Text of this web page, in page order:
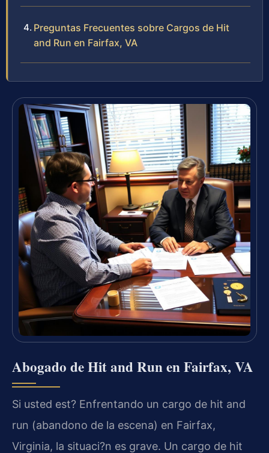
Preguntas Frecuentes sobre Cargos de Hit
and Run en Fairfax, VA
Abogado de Hit and Run en Fairfax, VA
Si usted est? Enfrentando un cargo de hit and
run (abandono de la escena) en Fairfax,
Virginia, la situaci?n es grave. Un cargo de hit